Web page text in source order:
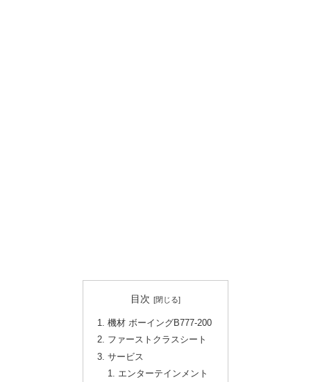
目次
機材 ボーイングB777-200
ファーストクラスシート
サービス
エンターテインメント